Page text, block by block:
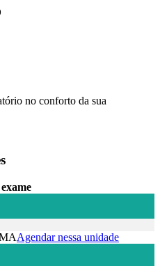
no conforto da sua
Agendar nessa unidade